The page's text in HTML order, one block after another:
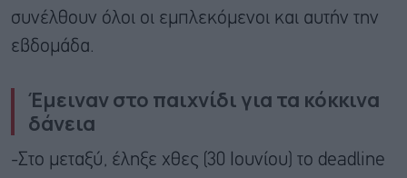
συνέλθουν όλοι οι εμπλεκόμενοι και αυτήν την
εβδομάδα.
Έμειναν στο παιχνίδι για τα κόκκινα
δάνεια
-Στο μεταξύ, έληξε χθες (30 Ιουνίου) το deadline